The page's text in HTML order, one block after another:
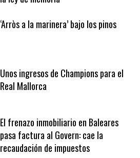
‘Arròs a la marinera’ bajo los pinos
Unos ingresos de Champions para el
Real Mallorca
El frenazo inmobiliario en Baleares
pasa factura al Govern: cae la
recaudación de impuestos